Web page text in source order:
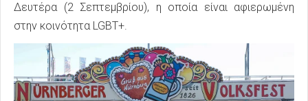
Δευτέρα (2 Σεπτεμβρίου), η οποία είναι αφιερωμένη
στην κοινότητα LGBT+.